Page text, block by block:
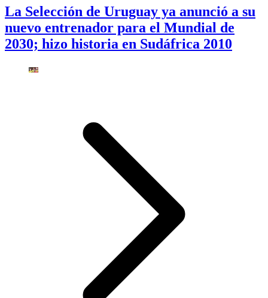
La Selección de Uruguay ya anunció a su
nuevo entrenador para el Mundial de
2030; hizo historia en Sudáfrica 2010